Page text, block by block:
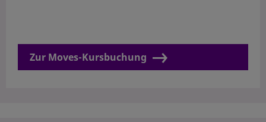
Zur Moves-Kursbuchung